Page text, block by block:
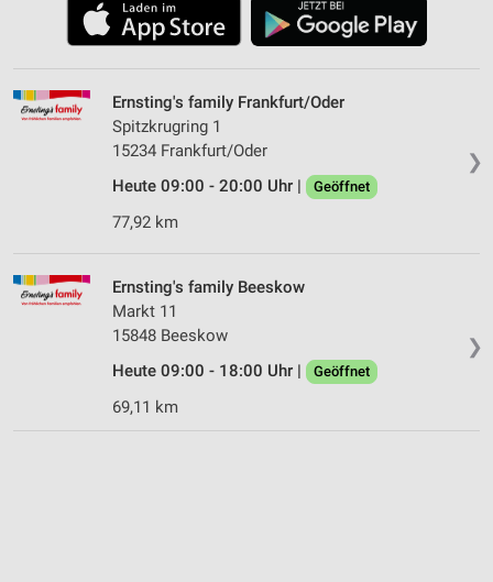
❯
Ernsting's family Frankfurt/Oder
Spitzkrugring 1
15234 Frankfurt/Oder
Heute 09:00 - 20:00 Uhr |
Geöffnet
77,92 km
❯
Ernsting's family Beeskow
Markt 11
15848 Beeskow
Heute 09:00 - 18:00 Uhr |
Geöffnet
69,11 km